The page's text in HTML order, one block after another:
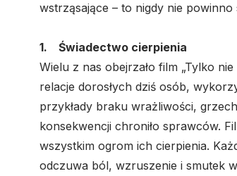
wstrząsające – to nigdy nie powinno
1. Świadectwo cierpienia
Wielu z nas obejrzało film „Tylko
relacje dorosłych dziś osób,
przykłady braku wrażliwości,
konsekwencji chroniło sprawców.
wszystkim ogrom ich cierpienia.
odczuwa ból, wzruszenie i smutek